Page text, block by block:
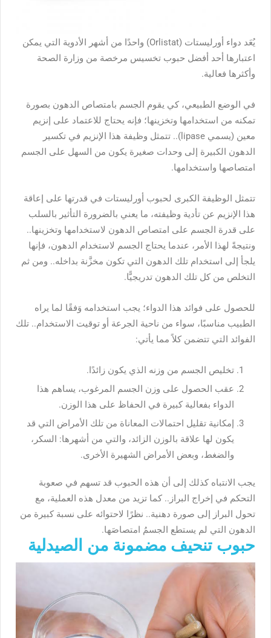
يُعَد دواء أورليستات (Orlistat) واحدًا من أشهر الأدوية التي يمكن
اعتبارها أحد أفضل حبوب تخسيس مرخصة من وزارة الصحة
وأكثرها فعالية.
في الوضع الطبيعي، كي يقوم الجسم بامتصاص الدهون بصورة
تمكنه من استخدامها وتخزينها؛ فإنه يحتاج للاعتماد على إنزيم
معين (يسمي lipase).. تتمثل وظيفة هذا الإنزيم في تكسير
الدهون الكبيرة إلى وحدات صغيرة يكون من السهل على الجسم
امتصاصها واستخدامها.
تتمثل الوظيفة الكبرى لحبوب أورليستات في قدرتها على إعاقة
هذا الإنزيم عن تأدية وظيفته، ما يعني بالضرورة التأثير بالسلب
على قدرة الجسم على امتصاص الدهون لاستخدامها وتخزينها..
ونتيجةً لهذا الأمر، عندما يحتاج الجسم لاستخدام الدهون، فإنها
يلجأ إلى استخدام تلك الدهون التي تكون مخزَّنة بداخله.. ومن ثم
التخلص من كل تلك الدهون تدريجيًّا.
للحصول على فوائد هذا الدواء؛ يجب استخدامه وَفقًا لما يراه
الطبيب مناسبًا، سواء من ناحية الجرعة أو توقيت الاستخدام.. تلك
الفوائد التي تتضمن كلاً مما يأتي:
تخليص الجسم من وزنه الذي يكون زائدًا.
عقب الحصول على وزن الجسم المرغوب، يساهم هذا
الدواء بفعالية كبيرة في الحفاظ على هذا الوزن.
إمكانية تقليل احتمالات المعاناة من تلك الأمراض التي قد
يكون لها علاقة بالوزن الزائد، والتي من أشهرها: السكر،
والضغط، وبعض الأمراض الشهيرة الأخرى.
يجب الانتباه كذلك إلى أن هذه الحبوب قد تسهم في صعوبة
التحكم في إخراج البراز.. كما تزيد من معدل هذه العملية، مع
تحول البراز إلى صورة دهنية.. نظرًا لاحتوائه على نسبة كبيرة من
الدهون التي لم يستطع الجسمُ امتصاصَها.
حبوب تنحيف مضمونة من الصيدلية